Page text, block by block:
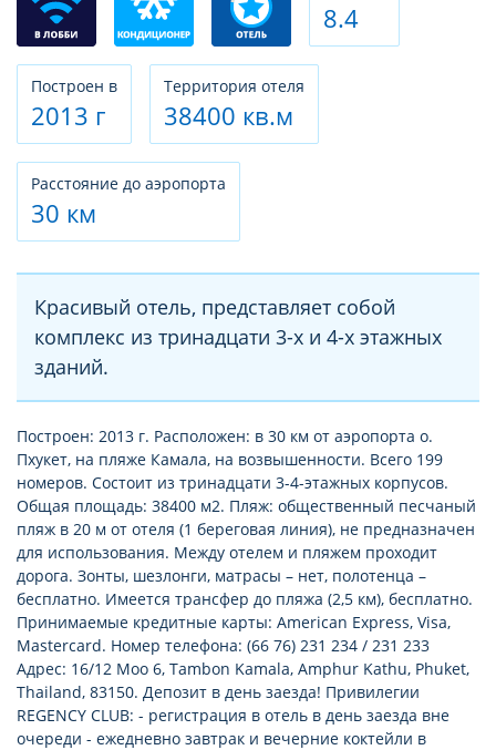
8.4
Построен в
2013 г
Территория отеля
38400 кв.м
Расстояние до аэропорта
30 км
Красивый отель, представляет собой
комплекс из тринадцати 3-х и 4-х этажных
зданий.
Построен: 2013 г. Расположен: в 30 км от аэропорта о.
Пхукет, на пляже Камала, на возвышенности. Всего 199
номеров. Состоит из тринадцати 3-4-этажных корпусов.
Общая площадь: 38400 м2. Пляж: общественный песчаный
пляж в 20 м от отеля (1 береговая линия), не предназначен
для использования. Между отелем и пляжем проходит
дорога. Зонты, шезлонги, матрасы – нет, полотенца –
бесплатно. Имеется трансфер до пляжа (2,5 км), бесплатно.
Принимаемые кредитные карты: American Express, Visa,
Mastercard. Номер телефона: (66 76) 231 234 / 231 233
Адрес: 16/12 Moo 6, Tambon Kamala, Amphur Kathu, Phuket,
Thailand, 83150. Депозит в день заезда! Привилегии
REGENCY CLUB: - регистрация в отель в день заезда вне
очереди - ежедневно завтрак и вечерние коктейли в